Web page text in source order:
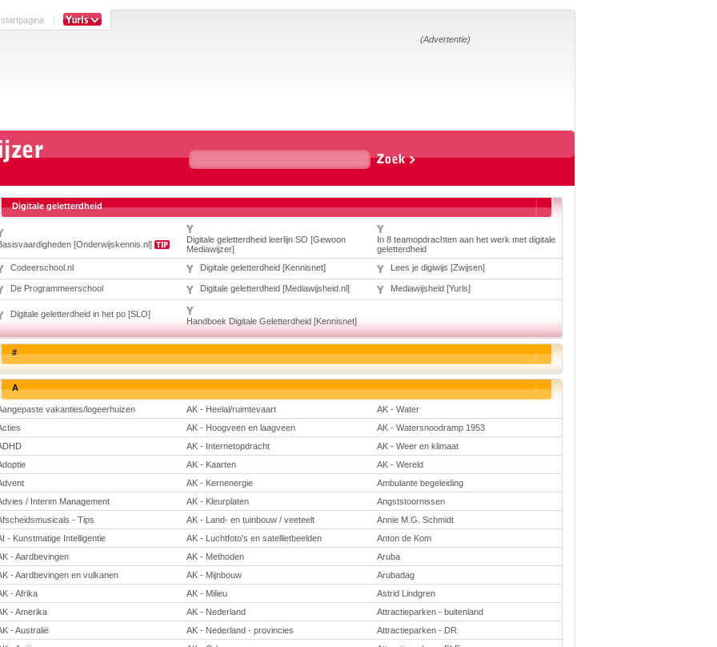
(Advertentie)
Digitale geletterdheid
[Onderwijskennis.nl]
Digitale geletterdheid leerlijn SO [Gewoon
Mediawijzer]
In 8 teamopdrachten aan het werk met digitale
geletterdheid
Codeerschool.nl
Digitale geletterdheid [Kennisnet] Lees je digiwijs [Zwijsen]
De Programmeerschool Digitale geletterdheid [Mediawijsheid.nl] Mediawijsheid [Yurls]
Digitale geletterdheid in het po [SLO]
Handboek Digitale Geletterdheid [Kennisnet]
#
A
vakanties/logeerhuizen AK - Heelal/ruimtevaart
AK - Water
AK - Hoogveen en laagveen
AK - Watersnoodramp 1953
AK - Internetopdracht
AK - Weer en klimaat
AK - Kaarten
AK - Wereld
AK - Kernenergie
Ambulante begeleiding
/ Interim Management
AK - Kleurplaten
Angststoornissen
- Tips
AK - Land- en tuinbouw / veeteelt
Annie M.G. Schmidt
- Kunstmatige Intelligentie
AK - Luchtfoto's en satellietbeelden
Anton de Kom
- Aardbevingen
AK - Methoden
Aruba
- Aardbevingen en vulkanen
AK - Mijnbouw
Arubadag
- Afrika
AK - Milieu
Astrid Lindgren
- Amerika
AK - Nederland
Attractieparken - buitenland
- Australië
AK - Nederland - provincies
Attractieparken - DR